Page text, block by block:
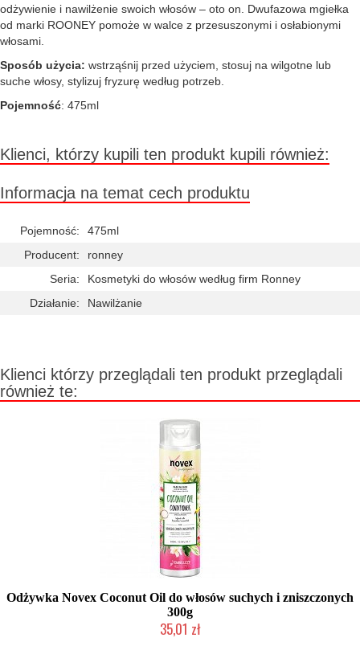
odżywienie i nawilżenie swoich włosów – oto on. Dwufazowa mgiełka
od marki ROONEY pomoże w walce z przesuszonymi i osłabionymi
włosami.
Sposób użycia: wstrząśnij przed użyciem, stosuj na wilgotne lub
suche włosy, stylizuj fryzurę według potrzeb.
Pojemność: 475ml
Klienci, którzy kupili ten produkt kupili również:
Informacja na temat cech produktu
Pojemność:
475ml
Producent:
ronney
Seria:
Kosmetyki do włosów według firm Ronney
Działanie:
Nawilżanie
Klienci którzy przeglądali ten produkt przeglądali
również te:
Odżywka Novex Coconut Oil do włosów suchych i zniszczonych
300g
35,01 zł